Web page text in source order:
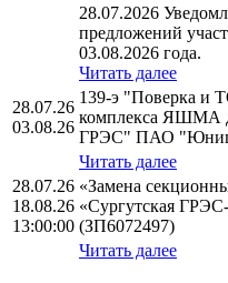
28.07.2026
предложений
03.08.2026 года.
Читать далее
28.07.26
03.08.26
139-э "Поверка и
комплекса ЯШМА
ГРЭС" ПАО
Читать далее
28.07.26
18.08.26
13:00:00
«Замена
«Сургутская
(ЗП6072497)
Читать далее